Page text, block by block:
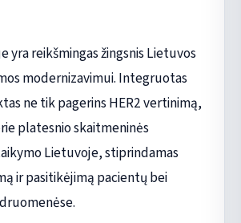
yra reikšmingas žingsnis Lietuvos
modernizavimui. Integruotas
ne tik pagerins HER2 vertinimą,
platesnio skaitmeninės
Lietuvoje, stiprindamas
ir pasitikėjimą pacientų bei